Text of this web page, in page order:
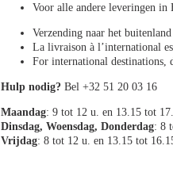
Voor alle andere leveringen
Verzending naar het
La livraison à l’international
For international destinations,
Hulp nodig? Bel +32 51 20 03 16
Maandag: 9 tot 12 u. en 13.15 tot
Dinsdag, Woensdag, Donderdag: 8
Vrijdag: 8 tot 12 u. en 13.15 tot